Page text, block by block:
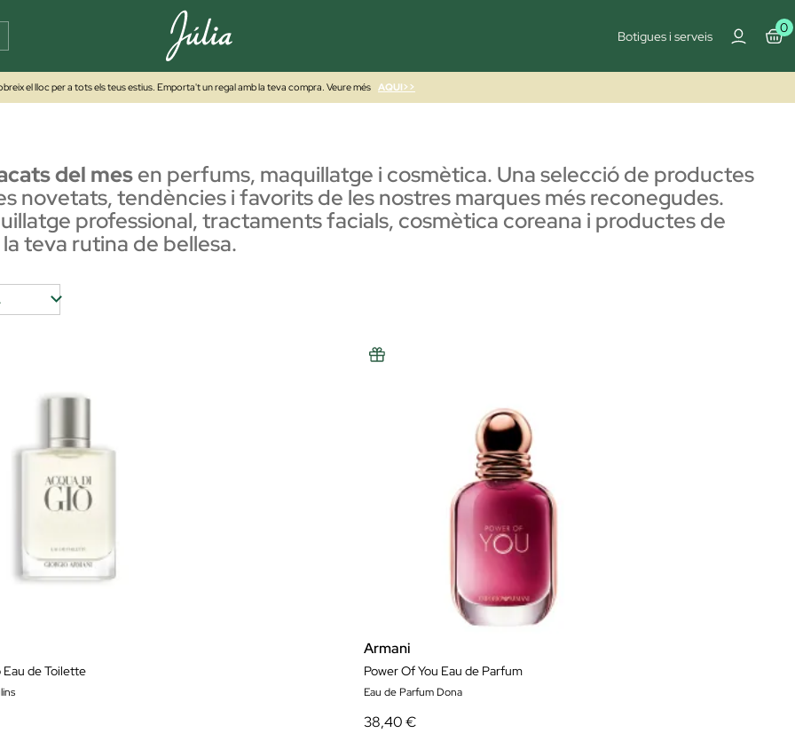
Botigues i serveis
0
el lloc per a tots els teus estius. Emporta't un regal amb la teva compra. Veure més AQUI>>
del mesen perfums, maquillatge i cosmètica. Una selecció de productes
novetats, tendències i favorits de les nostres marques més reconegudes.
professional, tractaments facials, cosmètica coreana i productes de
teva rutina de bellesa.
de Toilette
Armani
Power Of You Eau de Parfum
Eau de Parfum Dona
38,40 €